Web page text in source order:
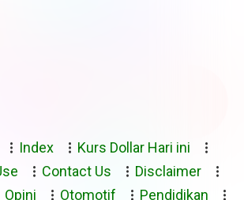
Index
Kurs Dollar Hari ini
Contact Us
Disclaimer
Opini Otomotif
Pendidikan